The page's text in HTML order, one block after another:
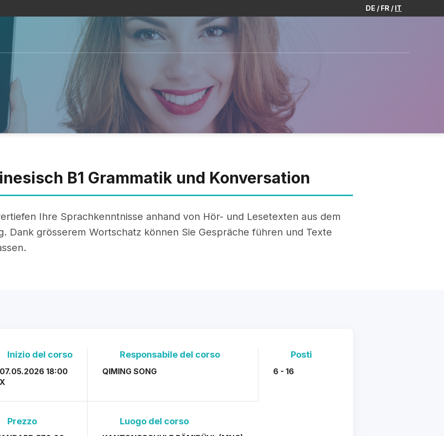
DE FR IT
B1 Grammatik und Konversation
Ihre Sprachkenntnisse anhand von Hör- und Lesetexten aus dem
Dank grösserem Wortschatz können Sie Gespräche führen und Texte
Inizio del corso
18:00
Responsabile del corso
QIMING SONG
Posti
6 - 16
Prezzo Luogo del corso